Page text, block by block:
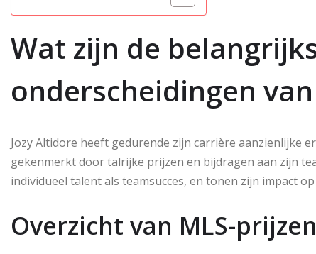
Wat zijn de
onderscheidingen
Jozy Altidore heeft gedurende zijn carrière aanzienlijke
gekenmerkt door talrijke prijzen en bijdragen aan zijn
individueel talent als teamsucces, en tonen zijn impact
Overzicht van MLS-